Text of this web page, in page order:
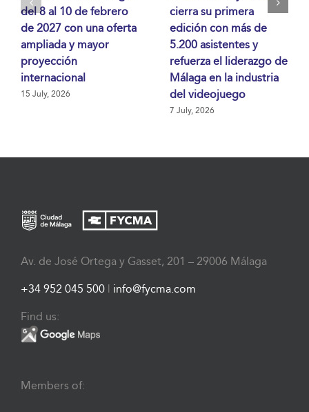
del 8 al 10 de febrero
de 2027 con una oferta
ampliada y mayor
proyección
internacional
15 July, 2026
cierra su primera
edición con más de
5.200 asistentes y
refuerza el liderazgo de
Málaga en la industria
del videojuego
7 July, 2026
Av. de José Ortega y Gasset, 201 – 29006 Málaga
+34 952 045 500 | info@fycma.com
Find us:
Members of: